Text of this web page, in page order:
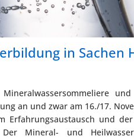
in Sachen
an und zwar am 16./17.
Erfahrungsaustausch und
Der Mineral- und